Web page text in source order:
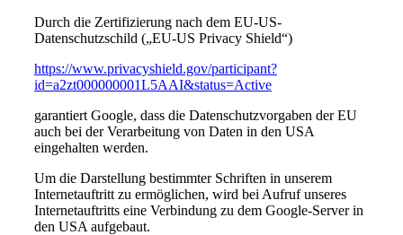
Durch die Zertifizierung nach dem EU-US-
Datenschutzschild („EU-US Privacy Shield“)
https://www.privacyshield.gov/participant?
id=a2zt000000001L5AAI&status=Active
garantiert Google, dass die Datenschutzvorgaben der EU
auch bei der Verarbeitung von Daten in den USA
eingehalten werden.
Um die Darstellung bestimmter Schriften in unserem
Internetauftritt zu ermöglichen, wird bei Aufruf unseres
Internetauftritts eine Verbindung zu dem Google-Server in
den USA aufgebaut.